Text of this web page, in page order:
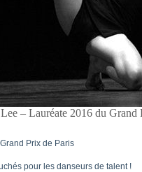
– Lauréate 2016 du Grand
Prix de Paris
pour les danseurs de talent !